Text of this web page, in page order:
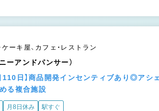
ーキ屋、カフェ・レストラン
アンドパンサー）
110日】商品開発インセンティブあり◎アシ
る複合施設
月8日休み 駅すぐ